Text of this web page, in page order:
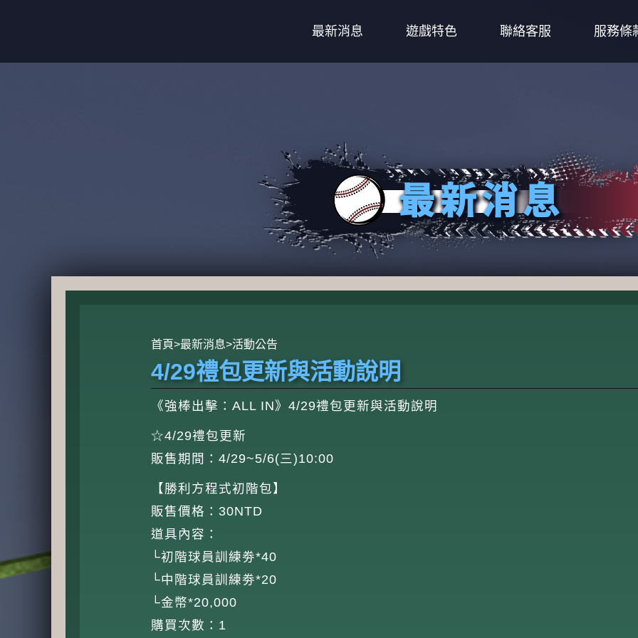
最新消息 遊戲特色 聯絡客服 服務條
首頁>最新消息>活動公告
4/29禮包更新與活動說明
《強棒出擊：ALL IN》4/29禮包更新與活動說明
☆4/29禮包更新
販售期間：4/29~5/6(三)10:00
【勝利方程式初階包】
販售價格：30NTD
道具內容：
└初階球員訓練劵*40
└中階球員訓練劵*20
└金幣*20,000
購買次數：1